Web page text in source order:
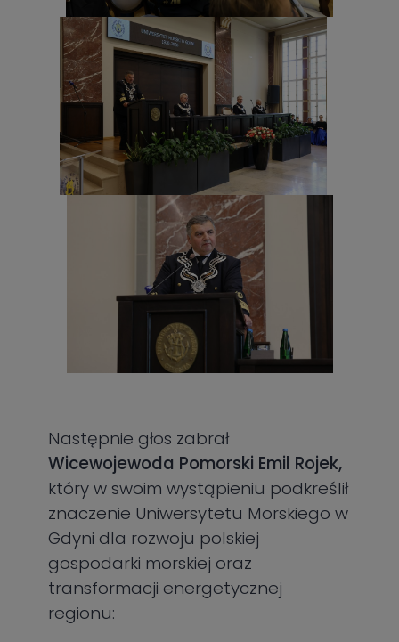
Następnie głos zabrał
Wicewojewoda Pomorski Emil Rojek,
który w swoim wystąpieniu podkreślił
znaczenie Uniwersytetu Morskiego w
Gdyni dla rozwoju polskiej
gospodarki morskiej oraz
transformacji energetycznej
regionu: